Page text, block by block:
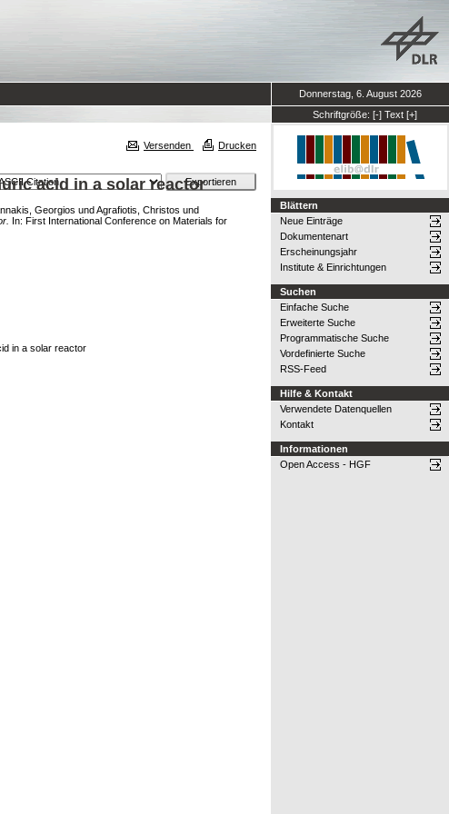
Donnerstag, 6. August 2026
Schriftgröße: [-] Text [+]
Versenden Drucken
acid in a solar reactor
Georgios undAgrafiotis, Christos und
In: First International Conference on Materials for
in a solar reactor
Blättern
Neue Einträge
Dokumentenart
Erscheinungsjahr
Institute & Einrichtungen
Suchen
Einfache Suche
Erweiterte Suche
Programmatische Suche
Vordefinierte Suche
RSS-Feed
Hilfe & Kontakt
Verwendete Datenquellen
Kontakt
Informationen
Open Access - HGF